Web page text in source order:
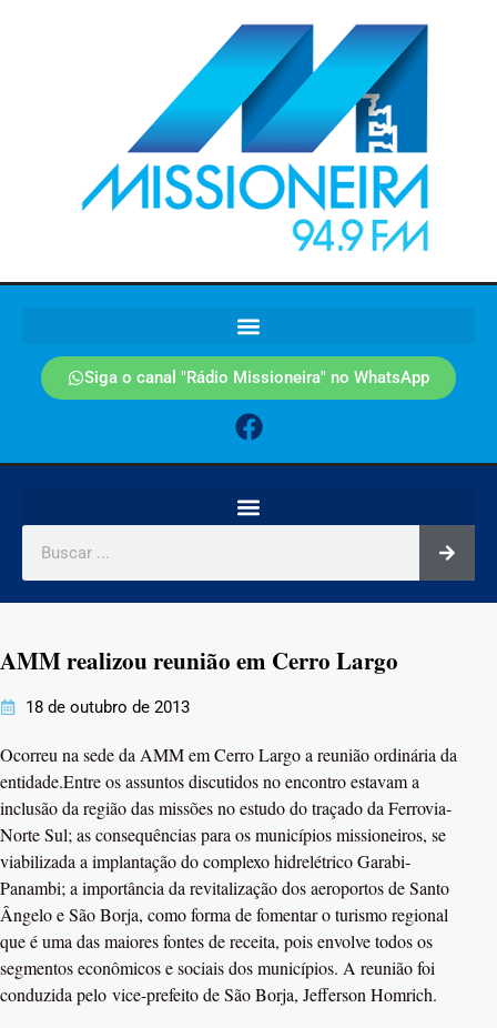
Siga o canal "Rádio Missioneira" no WhatsApp
AMM realizou reunião em Cerro Largo
18 de outubro de 2013
Ocorreu na sede da AMM em Cerro Largo a reunião ordinária da
entidade.Entre os assuntos discutidos no encontro estavam a
inclusão da região das missões no estudo do traçado da Ferrovia-
Norte Sul; as consequências para os municípios missioneiros, se
viabilizada a implantação do complexo hidrelétrico Garabi-
Panambi; a importância da revitalização dos aeroportos de Santo
Ângelo e São Borja, como forma de fomentar o turismo regional
que é uma das maiores fontes de receita, pois envolve todos os
segmentos econômicos e sociais dos municípios. A reunião foi
conduzida pelo vice-prefeito de São Borja, Jefferson Homrich.